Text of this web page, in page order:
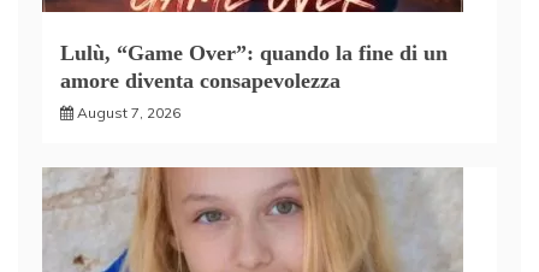
Lulù, “Game Over”: quando la fine di un
amore diventa consapevolezza
August 7, 2026